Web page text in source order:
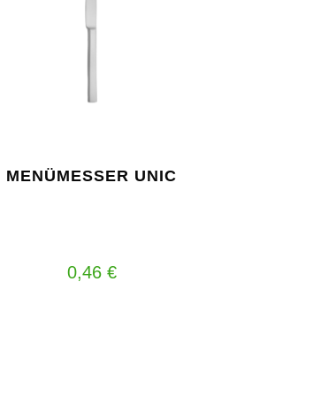
MENÜMESSER UNIC
0,46 €